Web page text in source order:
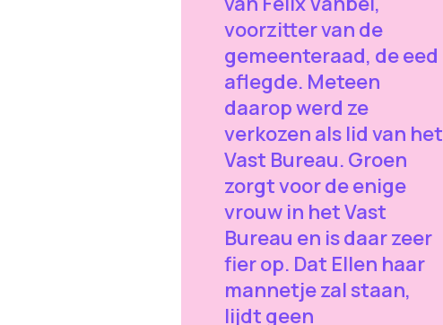
voorzitter van de
gemeenteraad, de eed
aflegde. Meteen
daarop werd ze
verkozen als lid van het
Vast Bureau. Groen
zorgt voor de enige
vrouw in het Vast
Bureau en is daar zeer
fier op. Dat Ellen haar
mannetje zal staan,
lijdt geen